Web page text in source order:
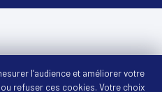
l’audience et améliorer votre
refuser ces cookies. Votre choix